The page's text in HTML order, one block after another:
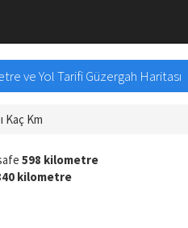
ve Yol Tarifi Güzergah Haritası
Kaç Km
598 kilometre
kilometre